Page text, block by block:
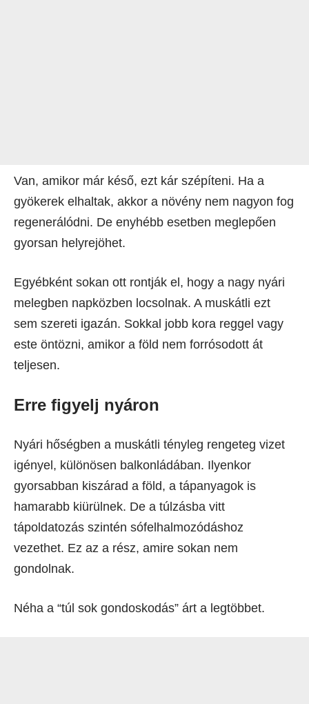
Van, amikor már késő, ezt kár szépíteni. Ha a
gyökerek elhaltak, akkor a növény nem nagyon fog
regenerálódni. De enyhébb esetben meglepően
gyorsan helyrejöhet.
Egyébként sokan ott rontják el, hogy a nagy nyári
melegben napközben locsolnak. A muskátli ezt
sem szereti igazán. Sokkal jobb kora reggel vagy
este öntözni, amikor a föld nem forrósodott át
teljesen.
Erre figyelj nyáron
Nyári hőségben a muskátli tényleg rengeteg vizet
igényel, különösen balkonládában. Ilyenkor
gyorsabban kiszárad a föld, a tápanyagok is
hamarabb kiürülnek. De a túlzásba vitt
tápoldatozás szintén sófelhalmozódáshoz
vezethet. Ez az a rész, amire sokan nem
gondolnak.
Néha a “túl sok gondoskodás” árt a legtöbbet.